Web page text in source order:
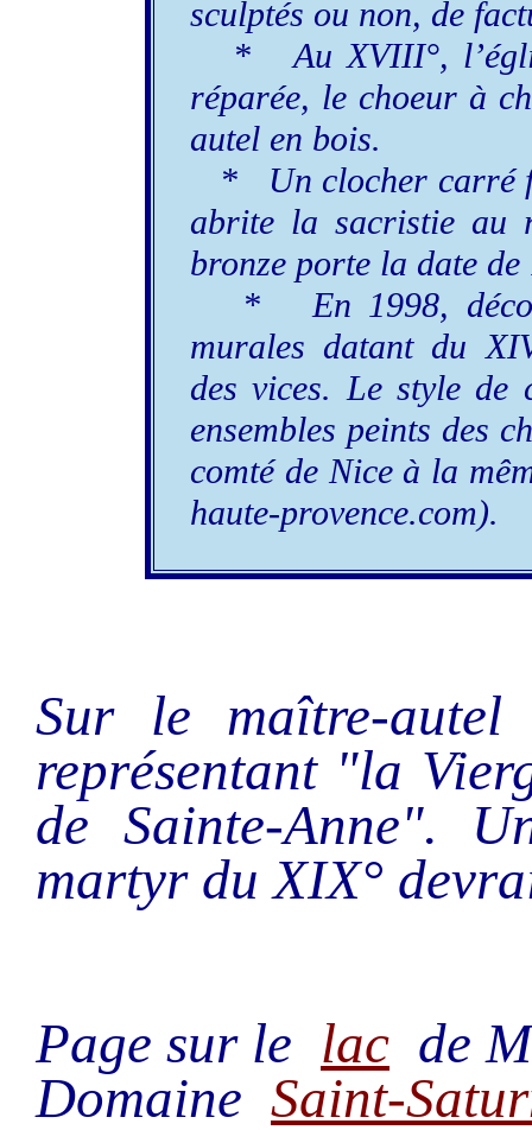
sculptés ou non, de
* Au XVIII°,
réparée, le choeur à
autel en bois.
* Un clocher carré
abrite la sacristie au
bronze porte la date de
* En 1998,
murales datant du
des vices. Le style de
ensembles peints des
comté de Nice à la
haute-provence.com).
Sur le maître-
représentant "la
de Sainte-Anne".
martyr du XIX°
Page sur le lac de
Domaine Saint-